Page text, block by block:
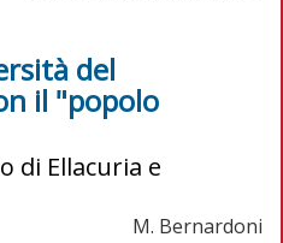
del
il "popolo
di Ellacuria e
M. Bernardoni